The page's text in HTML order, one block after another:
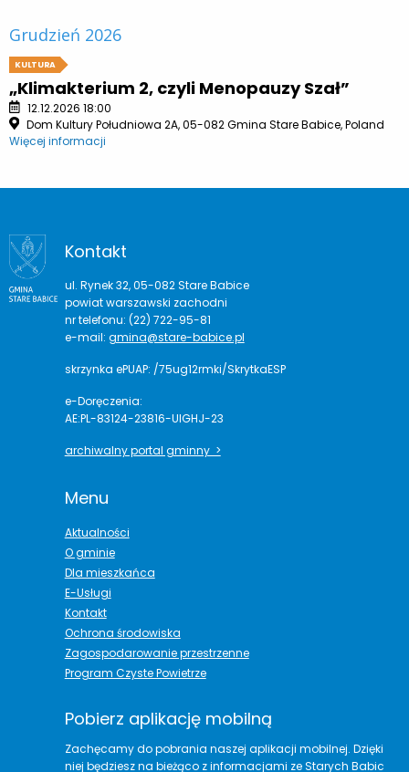
Grudzień 2026
KULTURA
„Klimakterium 2, czyli Menopauzy Szał”
12.12.2026 18:00
Dom Kultury Południowa 2A, 05-082 Gmina Stare Babice, Poland
Więcej informacji
Kontakt
ul. Rynek 32, 05-082 Stare Babice
powiat warszawski zachodni
nr telefonu: (22) 722-95-81
e-mail: gmina@stare-babice.pl
skrzynka ePUAP: /75ug12rmki/SkrytkaESP
e-Doręczenia:
AE:PL-83124-23816-UIGHJ-23
archiwalny portal gminny >
Menu
Aktualności
O gminie
Dla mieszkańca
E-Usługi
Kontakt
Ochrona środowiska
Zagospodarowanie przestrzenne
Program Czyste Powietrze
Pobierz aplikację mobilną
Zachęcamy do pobrania naszej aplikacji mobilnej. Dzięki
niej będziesz na bieżąco z informacjami ze Starych Babic